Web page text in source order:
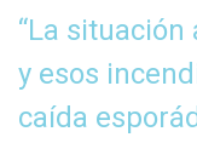
“La
y esos
caída